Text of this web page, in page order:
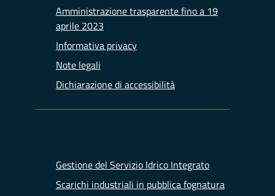
Amministrazione trasparente fino a 19
aprile 2023
Informativa privacy
Note legali
Dichiarazione di accessibilità
Gestione del Servizio Idrico Integrato
Scarichi industriali in pubblica fognatura